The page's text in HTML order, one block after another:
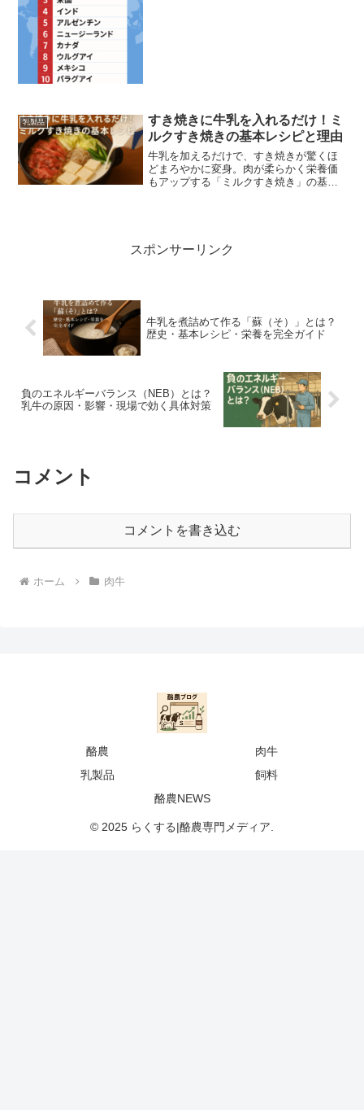
乳製品
すき焼きに牛乳を入れるだけ！ミ
ルクすき焼きの基本レシピと理由
牛乳を加えるだけで、すき焼きが驚くほ
どまろやかに変身。肉が柔らかく栄養価
もアップする「ミルクすき焼き」の基本
スポンサーリンク
牛乳を煮詰めて作る「蘇（そ）」とは？
歴史・基本レシピ・栄養を完全ガイド
負のエネルギーバランス（NEB）とは？
乳牛の原因・影響・現場で効く具体対策
コメント
コメントを書き込む
ホーム 肉牛
酪農
肉牛
乳製品
飼料
酪農NEWS
© 2025 らくする|酪農専門メディア.